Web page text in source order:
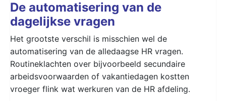
De automatisering van de
dagelijkse vragen
Het grootste verschil is misschien wel de
automatisering van de alledaagse HR vragen.
Routineklachten over bijvoorbeeld secundaire
arbeidsvoorwaarden of vakantiedagen kostten
vroeger flink wat werkuren van de HR afdeling.